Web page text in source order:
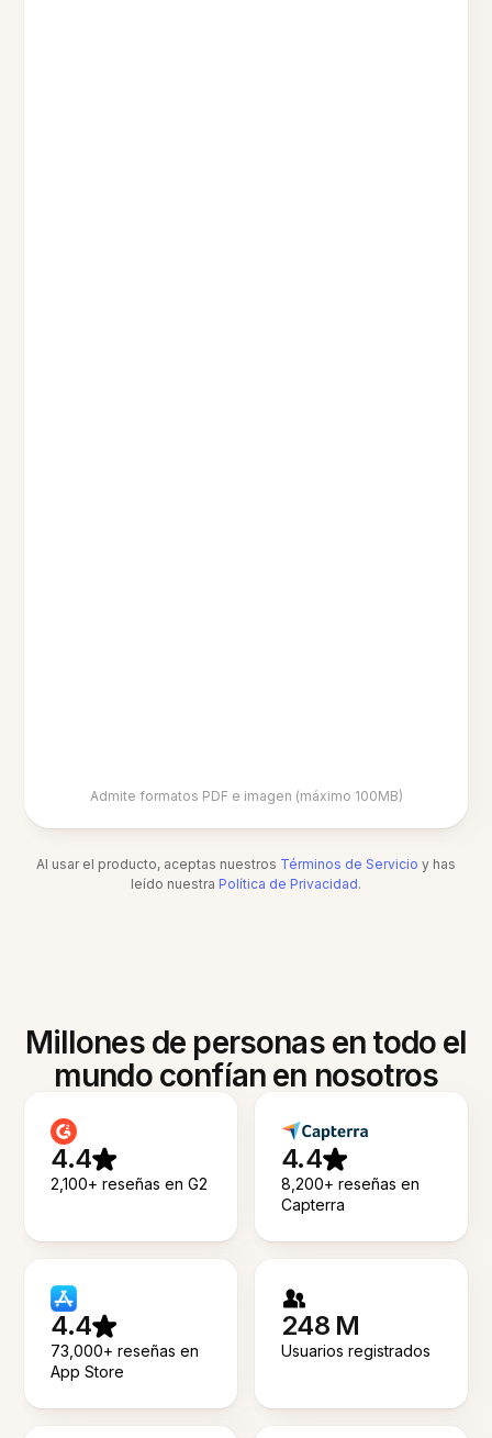
Admite formatos PDF e imagen (máximo 100MB)
Al usar el producto, aceptas nuestros Términos de Servicio y has
leído nuestra Política de Privacidad.
Millones de personas en todo el
mundo confían en nosotros
4.4
2,100+ reseñas en G2
4.4
8,200+ reseñas en
Capterra
4.4
73,000+ reseñas en
App Store
248 M
Usuarios registrados